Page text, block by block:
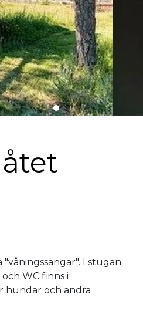
I stugan
WC finns i
hundar och andra